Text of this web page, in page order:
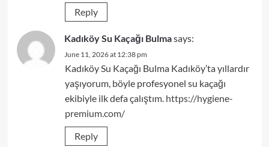
Reply
Kadıköy Su Kaçağı Bulmasays:
June 11, 2026 at 12:38 pm
Kadıköy Su Kaçağı Bulma Kadıköy’ta yıllardır
yaşıyorum, böyle profesyonel su kaçağı
ekibiyle ilk defa çalıştım. https://hygiene-
premium.com/
Reply